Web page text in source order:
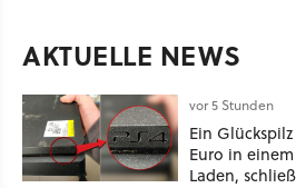
AKTUELLE NEWS
vor 5 Stunden
Ein
Euro in
Laden,